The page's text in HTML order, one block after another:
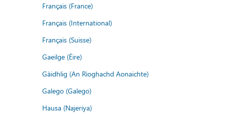
Français (France)
Français (International)
Français (Suisse)
Gaeilge (Éire)
Gàidhlig (An Rìoghachd Aonaichte)
Galego (Galego)
Hausa (Najeriya)